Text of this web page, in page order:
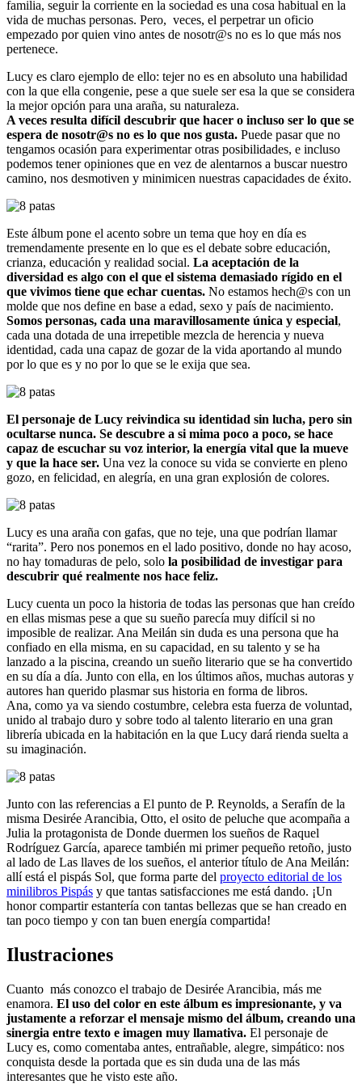
familia, seguir la corriente en la sociedad es una cosa habitual en la
vida de muchas personas. Pero, veces, el perpetrar un oficio
empezado por quien vino antes de nosotr@s no es lo que más nos
pertenece.
Lucy es claro ejemplo de ello: tejer no es en absoluto una habilidad
con la que ella congenie, pese a que suele ser esa la que se considera
la mejor opción para una araña, su naturaleza.
A veces resulta difícil descubrir que hacer o incluso ser lo que se
espera de nosotr@s no es lo que nos gusta. Puede pasar que no
tengamos ocasión para experimentar otras posibilidades, e incluso
podemos tener opiniones que en vez de alentarnos a buscar nuestro
camino, nos desmotiven y minimicen nuestras capacidades de éxito.
Este álbum pone el acento sobre un tema que hoy en día es
tremendamente presente en lo que es el debate sobre educación,
crianza, educación y realidad social. La aceptación de la
diversidad es algo con el que el sistema demasiado rígido en el
que vivimos tiene que echar cuentas. No estamos hech@s con un
molde que nos define en base a edad, sexo y país de nacimiento.
Somos personas, cada una maravillosamente única y especial,
cada una dotada de una irrepetible mezcla de herencia y nueva
identidad, cada una capaz de gozar de la vida aportando al mundo
por lo que es y no por lo que se le exija que sea.
El personaje de Lucy reivindica su identidad sin lucha, pero sin
ocultarse nunca. Se descubre a si mima poco a poco, se hace
capaz de escuchar su voz interior, la energía vital que la mueve
y que la hace ser. Una vez la conoce su vida se convierte en pleno
gozo, en felicidad, en alegría, en una gran explosión de colores.
Lucy es una araña con gafas, que no teje, una que podrían llamar
“rarita”. Pero nos ponemos en el lado positivo, donde no hay acoso,
no hay tomaduras de pelo, solo la posibilidad de investigar para
descubrir qué realmente nos hace feliz.
Lucy cuenta un poco la historia de todas las personas que han creído
en ellas mismas pese a que su sueño parecía muy difícil si no
imposible de realizar. Ana Meilán sin duda es una persona que ha
confiado en ella misma, en su capacidad, en su talento y se ha
lanzado a la piscina, creando un sueño literario que se ha convertido
en su día a día. Junto con ella, en los últimos años, muchas autoras y
autores han querido plasmar sus historia en forma de libros.
Ana, como ya va siendo costumbre, celebra esta fuerza de voluntad,
unido al trabajo duro y sobre todo al talento literario en una gran
librería ubicada en la habitación en la que Lucy dará rienda suelta a
su imaginación.
Junto con las referencias a El punto de P. Reynolds, a Serafín de la
misma Desirée Arancibia, Otto, el osito de peluche que acompaña a
Julia la protagonista de Donde duermen los sueños de Raquel
Rodríguez García, aparece también mi primer pequeño retoño, justo
al lado de Las llaves de los sueños, el anterior título de Ana Meilán:
allí está el pispás Sol, que forma parte del proyecto editorial de los
minilibros Pispás y que tantas satisfacciones me está dando. ¡Un
honor compartir estantería con tantas bellezas que se han creado en
tan poco tiempo y con tan buen energía compartida!
Ilustraciones
Cuanto más conozco el trabajo de Desirée Arancibia, más me
enamora. El uso del color en este álbum es impresionante, y va
justamente a reforzar el mensaje mismo del álbum, creando una
sinergia entre texto e imagen muy llamativa. El personaje de
Lucy es, como comentaba antes, entrañable, alegre, simpático: nos
conquista desde la portada que es sin duda una de las más
interesantes que he visto este año.